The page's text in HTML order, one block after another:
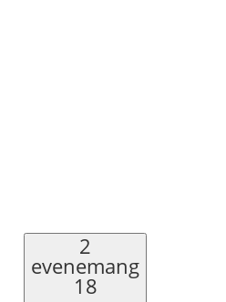
2
evenemang
18